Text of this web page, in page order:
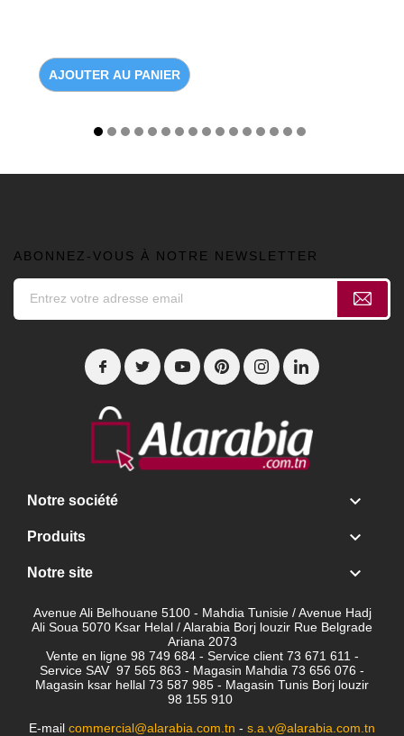
AJOUTER AU PANIER
ABONNEZ-VOUS À NOTRE NEWSLETTER
Notre société 
Produits 
Notre site 
Avenue Ali Belhouane 5100 - Mahdia Tunisie / Avenue Hadj
Ali Soua 5070 Ksar Helal / Alarabia Borj louzir Rue Belgrade
Ariana 2073
Vente en ligne 98 749 684 - Service client 73 671 611 -
Service SAV 97 565 863 - Magasin Mahdia 73 656 076 -
Magasin ksar hellal 73 587 985 - Magasin Tunis Borj louzir
98 155 910
E-mail commercial@alarabia.com.tn - s.a.v@alarabia.com.tn